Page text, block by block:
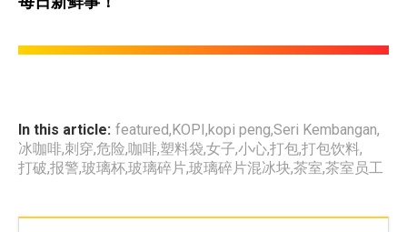
In this article: featured,KOPI,kopi peng,Seri Kembangan,
冰咖啡,刺穿,危险,咖啡,塑料袋,女子,小心,打包,打包饮料,
打破,报警,玻璃杯,玻璃碎片,玻璃碎片混冰块,茶室,茶室员工